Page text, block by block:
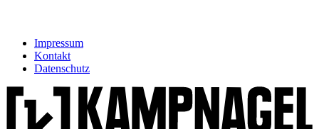
Impressum
Kontakt
Datenschutz